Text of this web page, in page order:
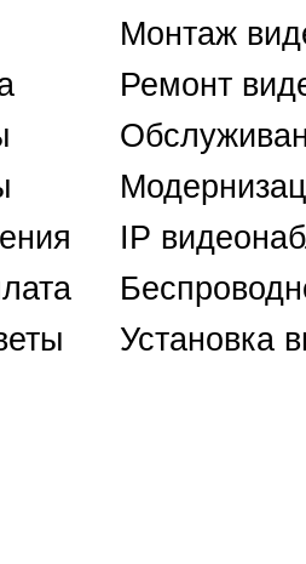
Монтаж
Ремонт
IP
Установка